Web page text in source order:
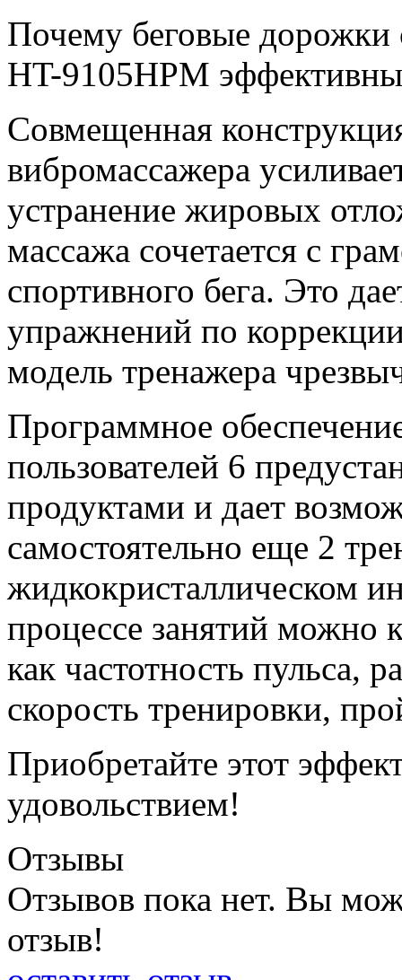
Почему беговые дорожки
HT-9105HPM
Совмещенная
вибромассажера
устранение жировых
массажа сочетается с
спортивного бега. Это
упражнений по
модель тренажера
Программное
пользователей 6
продуктами и дает
самостоятельно еще 2
жидкокристаллическом
процессе занятий можно
как частотность пульса,
скорость тренировки,
Приобретайте этот
удовольствием!
Отзывы
Отзывов пока нет. Вы
отзыв!